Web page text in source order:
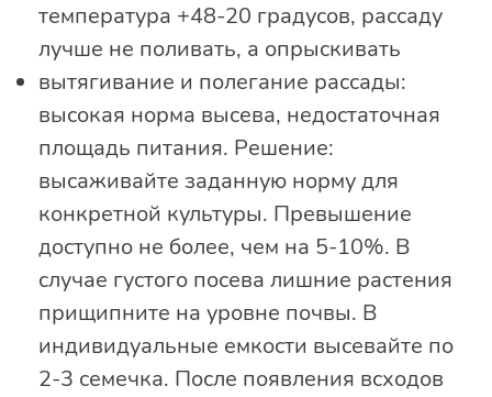
температура +48-20 градусов, рассаду
лучше не поливать, а опрыскивать
вытягивание и полегание рассады:
высокая норма высева, недостаточная
площадь питания. Решение:
высаживайте заданную норму для
конкретной культуры. Превышение
доступно не более, чем на 5-10%. В
случае густого посева лишние растения
прищипните на уровне почвы. В
индивидуальные емкости высевайте по
2-3 семечка. После появления всходов